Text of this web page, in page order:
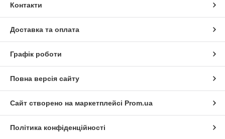
Контакти
Доставка та оплата
Графік роботи
Повна версія сайту
Сайт створено на маркетплейсі Prom.ua
Політика конфіденційності